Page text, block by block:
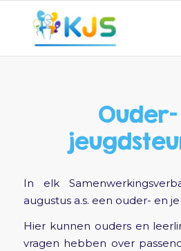
In elk
augustus a.s. een ouder- en
Hier kunnen ouders en
vragen hebben over